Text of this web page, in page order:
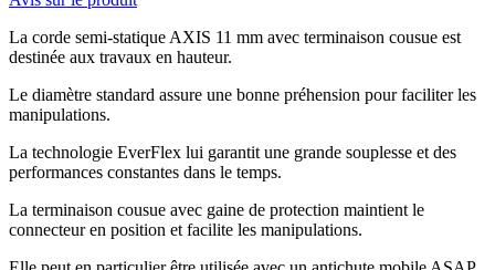
La corde semi-statique AXIS 11 mm avec terminaison cousue est
destinée aux travaux en hauteur.
Le diamètre standard assure une bonne préhension pour faciliter les
manipulations.
La technologie EverFlex lui garantit une grande souplesse et des
performances constantes dans le temps.
La terminaison cousue avec gaine de protection maintient le
connecteur en position et facilite les manipulations.